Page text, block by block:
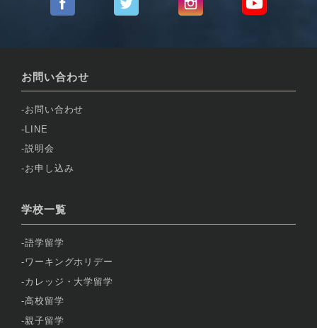
お問い合わせ
お問い合わせ
LINE
説明会
お申し込み
学校一覧
語学留学
ワーキングホリデー
カレッジ・大学留学
高校留学
親子留学